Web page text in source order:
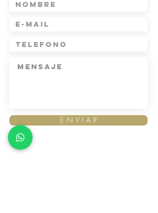
E N V I A R